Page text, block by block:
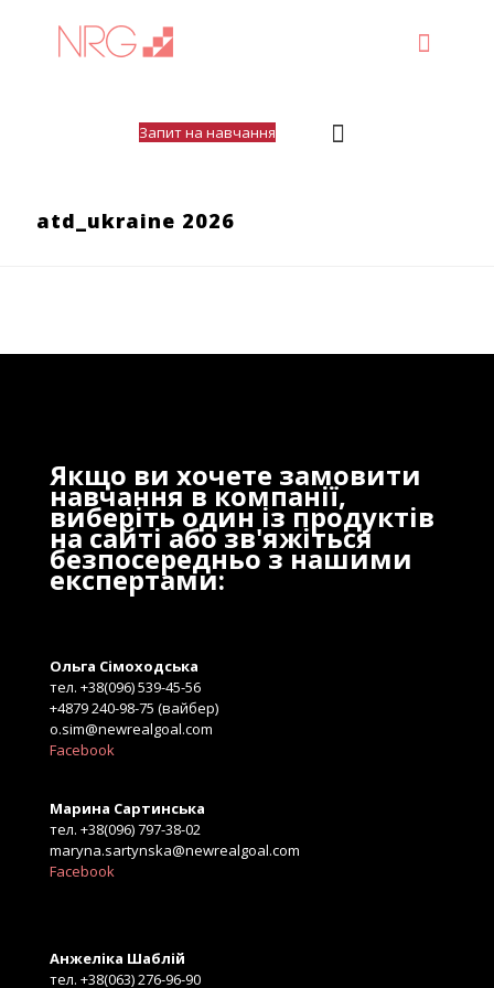
Запит на навчання
atd_ukraine 2026
Якщо ви хочете замовити
навчання в компанії,
виберіть один із продуктів
на сайті або зв'яжіться
безпосередньо з нашими
експертами:
Ольга Сімоходська
тел. +38(096) 539-45-56
+4879 240-98-75 (вайбер)
o.sim@newrealgoal.com
Facebook
Марина Сартинська
тел. +38(096) 797-38-02
maryna.sartynska@newrealgoal.com
Facebook
Анжеліка Шаблій
тел. +38(063) 276-96-90